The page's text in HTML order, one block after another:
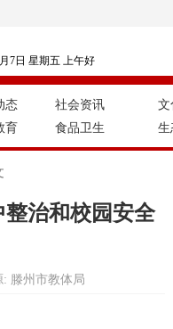
7日 星期五 上午好
态
社会资讯
育 食品卫生
文
生
治和校园安全
: 滕州市教体局